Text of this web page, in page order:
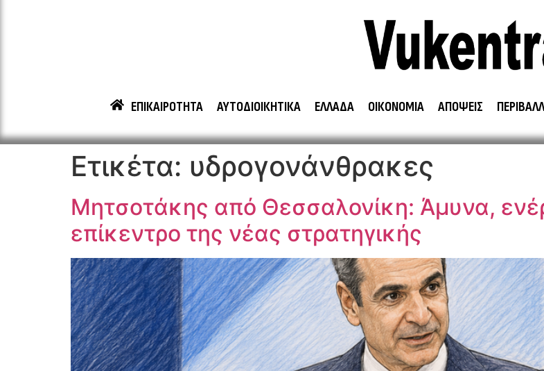
ΕΠΙΚΑΙΡΟΤΗΤΑ ΑΥΤΟΔΙΟΙΚΗΤΙΚΑ ΕΛΛΑΔΑ ΟΙΚΟΝΟΜΙΑ ΑΠΟΨΕΙΣ
Ετικέτα: υδρογονάνθρακες
Μητσοτάκης από Θεσσαλονίκη: Άμυνα,
επίκεντρο της νέας στρατηγικής